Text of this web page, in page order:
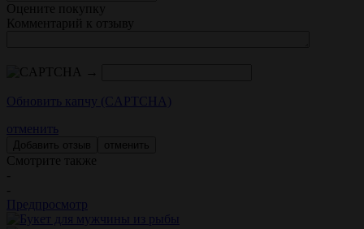
Оцените покупку
Комментарий к отзыву
→
Обновить капчу (CAPTCHA)
отменить
отменить
Смотрите также
-
-
Предпросмотр